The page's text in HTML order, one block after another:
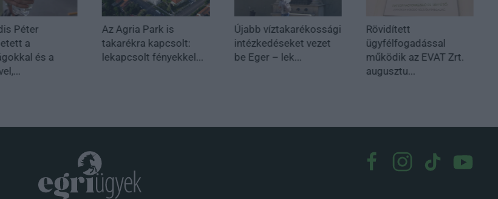
Péter
a
és a
Az Agria Park is
takarékra kapcsolt:
lekapcsolt fényekkel...
Újabb víztakarékossági
intézkedéseket vezet
be Eger – lek...
Rövidített
ügyfélfogadással
működik az EVAT Zrt.
augusztu...